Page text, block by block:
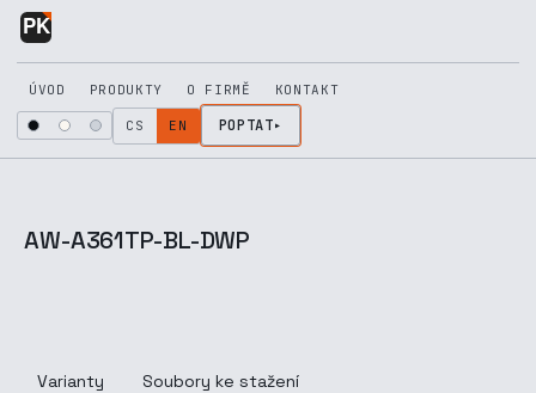
Skip to Content
ÚVOD PRODUKTY O FIRMĚ KONTAKT
CS EN POPTAT
AW-A361TP-BL-DWP
Varianty Soubory ke stažení